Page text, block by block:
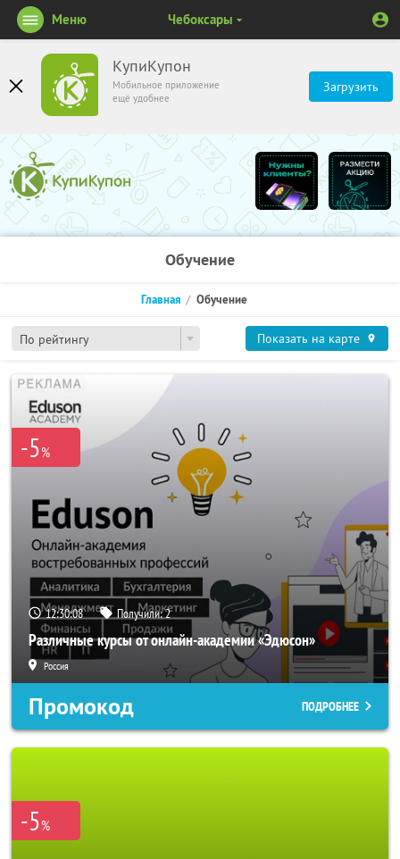
КупиКупон
Мобильное приложение
ещё удобнее
Загрузить
Меню Чебоксары
Обучение
По рейтингу
Главная Обучение
Показать на карте
-5%
12:30:05 Получили:2
Различные курсы от онлайн-академии «Эдюсон»
Россия
Промокод ПОДРОБНЕЕ
-5%